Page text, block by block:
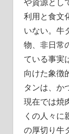
利用と食文
いない。牛
物、非日常
ている事実
向けた象徴
タンは、か
現在では焼
くの人々に
の厚切り牛